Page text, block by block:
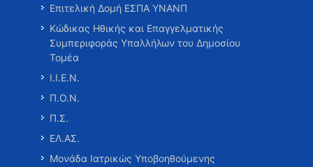
Επιτελική Δομή ΕΣΠΑ ΥΝΑΝΠ
Κώδικας Ηθικής και Επαγγελματικής
Συμπεριφοράς Υπαλλήλων του Δημοσίου
Τομέα
Ι.Ι.Ε.Ν.
Π.Ο.Ν.
Π.Σ.
ΕΛ.ΑΣ.
Μονάδα Ιατρικώς Υποβοηθούμενης